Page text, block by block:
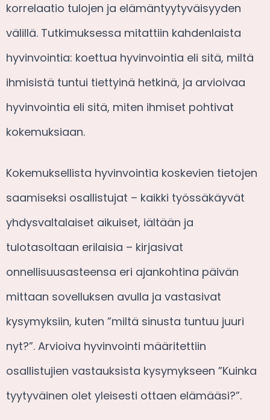
korrelaatio tulojen ja elämäntyytyväisyyden
välillä. Tutkimuksessa mitattiin kahdenlaista
hyvinvointia: koettua hyvinvointia eli sitä, miltä
ihmisistä tuntui tiettyinä hetkinä, ja arvioivaa
hyvinvointia eli sitä, miten ihmiset pohtivat
kokemuksiaan.
Kokemuksellista hyvinvointia koskevien tietojen
saamiseksi osallistujat – kaikki työssäkäyvät
yhdysvaltalaiset aikuiset, iältään ja
tulotasoltaan erilaisia – kirjasivat
onnellisuusasteensa eri ajankohtina päivän
mittaan sovelluksen avulla ja vastasivat
kysymyksiin, kuten ”miltä sinusta tuntuu juuri
nyt?”. Arvioiva hyvinvointi määritettiin
osallistujien vastauksista kysymykseen ”Kuinka
tyytyväinen olet yleisesti ottaen elämääsi?”.